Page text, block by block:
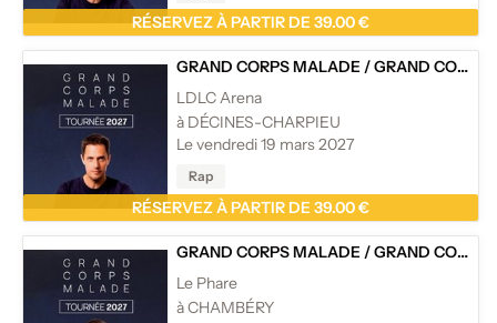
RÉSERVEZ À PARTIR DE 39.00 €
GRAND CORPS MALADE /GRAND CORPS MALADE - TOURNÉE
LDLC Arena
à DÉCINES-CHARPIEU
Le vendredi 19 mars 2027
Rap
RÉSERVEZ À PARTIR DE 39.00 €
GRAND CORPS MALADE /GRAND CORPS MALADE - TOURNÉE
Le Phare
à CHAMBÉRY